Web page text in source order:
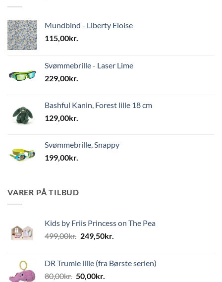
Mundbind - Liberty Eloise
115,00kr.
Svømmebrille - Laser Lime
229,00kr.
Bashful Kanin, Forest lille 18 cm
129,00kr.
Svømmebrille, Snappy
199,00kr.
VARER PÅ TILBUD
Kids by Friis Princess on The Pea
499,00kr. Den
var:
499,00kr..
249,50kr.
er:
DR Trumle lille (fra Børste serien)
80,00kr. Den
50,00kr.